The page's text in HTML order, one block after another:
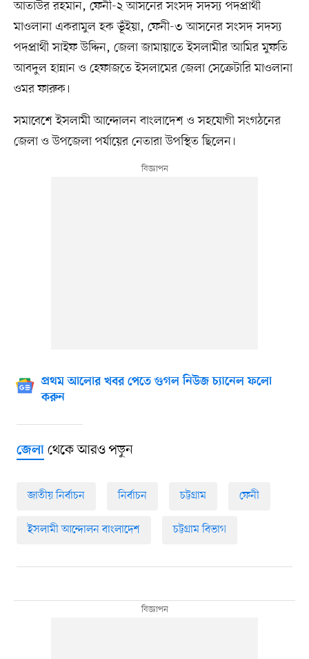
আতাউর রহমান, ফেনী-২ আসনের সংসদ সদস্য পদপ্রার্থী
মাওলানা একরামুল হক ভূঁইয়া, ফেনী-৩ আসনের সংসদ সদস্য
পদপ্রার্থী সাইফ উদ্দিন, জেলা জামায়াতে ইসলামীর আমির মুফতি
আবদুল হান্নান ও হেফাজতে ইসলামের জেলা সেক্রেটারি মাওলানা
ওমর ফারুক।
সমাবেশে ইসলামী আন্দোলন বাংলাদেশ ও সহযোগী সংগঠনের
জেলা ও উপজেলা পর্যায়ের নেতারা উপস্থিত ছিলেন।
প্রথম আলোর খবর পেতে গুগল নিউজ চ্যানেল ফলো
করুন
জেলাথেকে আরও পড়ুন
জাতীয় নির্বাচন নির্বাচন চট্টগ্রাম ফেনী
ইসলামী আন্দোলন বাংলাদেশ চট্টগ্রাম বিভাগ